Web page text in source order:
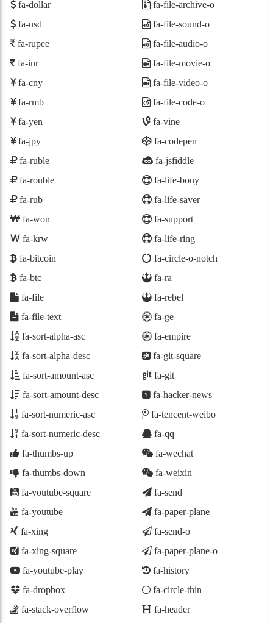
fa-dollar
fa-usd
fa-rupee
fa-inr
fa-cny
fa-rmb
fa-yen
fa-jpy
fa-ruble
fa-rouble
fa-rub
fa-won
fa-krw
fa-bitcoin
fa-btc
fa-file
fa-file-text
fa-sort-alpha-asc
fa-sort-alpha-desc
fa-sort-amount-asc
fa-sort-amount-desc
fa-sort-numeric-asc
fa-sort-numeric-desc
fa-thumbs-up
fa-thumbs-down
fa-youtube-square
fa-youtube
fa-xing
fa-xing-square
fa-youtube-play
fa-dropbox
fa-stack-overflow
fa-file-archive-o
fa-file-sound-o
fa-file-audio-o
fa-file-movie-o
fa-file-video-o
fa-file-code-o
fa-vine
fa-codepen
fa-jsfiddle
fa-life-bouy
fa-life-saver
fa-support
fa-life-ring
fa-circle-o-notch
fa-ra
fa-rebel
fa-ge
fa-empire
fa-git-square
fa-git
fa-hacker-news
fa-tencent-weibo
fa-qq
fa-wechat
fa-weixin
fa-send
fa-paper-plane
fa-send-o
fa-paper-plane-o
fa-history
fa-circle-thin
fa-header